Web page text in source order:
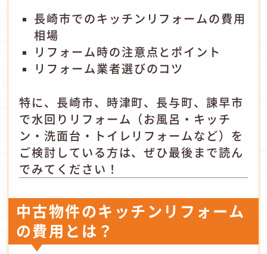
長崎市でのキッチンリフォームの費用
相場
リフォーム時の注意点とポイント
リフォーム業者選びのコツ
特に、長崎市、時津町、長与町、諫早市
で水回りリフォーム（お風呂・キッチ
ン・洗面台・トイレリフォームなど）を
ご検討している方は、ぜひ最後まで読ん
でみてください！
中古物件のキッチンリフォーム
の費用とは？